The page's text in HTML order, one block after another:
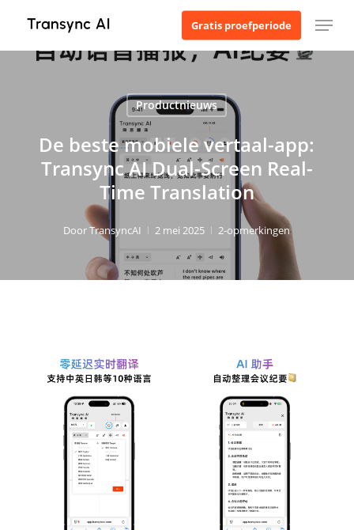
de
Gratis proefperiode Menu
Productnieuws
De beste mobiele vertaal-app:
Transync AI Dual-Screen Real-
Time Translation
DoorTransyncAI 2 mei 2025 2-opmerkingen